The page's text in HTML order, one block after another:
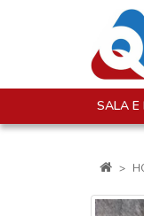
SALA E